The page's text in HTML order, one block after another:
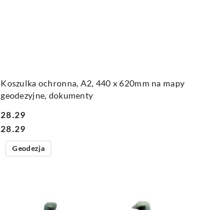
Koszulka ochronna, A2, 440 x 620mm na mapy
geodezyjne, dokumenty
Cena:
28.29
Cena:
28.29
Geodezja